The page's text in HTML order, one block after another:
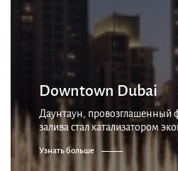
Downtown Dubai
Даунтаун, провозглашенный
залива стал катализатором
Узнать больше